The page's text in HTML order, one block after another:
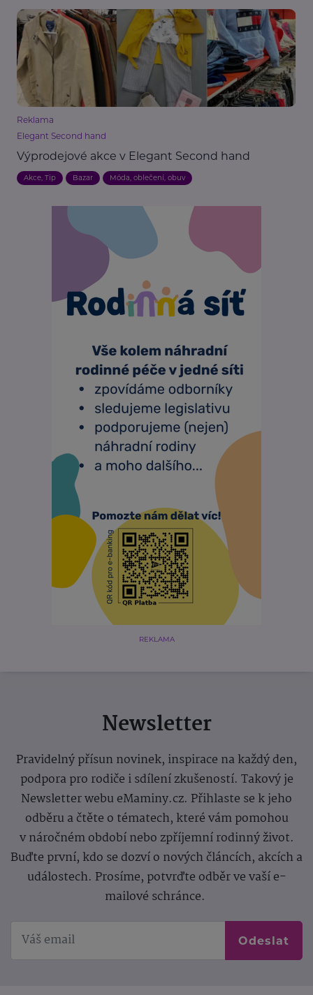
Reklama
Elegant Second hand
Výprodejové akce v Elegant Second hand
Akce, Tip Bazar Móda, oblečení, obuv
REKLAMA
Newsletter
Pravidelný přísun novinek, inspirace na každý den,
podpora pro rodiče i sdílení zkušeností. Takový je
Newsletter webu eMaminy.cz. Přihlaste se k jeho
odběru a čtěte o tématech, které vám pomohou
v náročném období nebo zpříjemní rodinný život.
Buďte první, kdo se dozví o nových článcích, akcích a
událostech. Prosíme, potvrďte odběr ve vaší e-
mailové schránce.
Odeslat